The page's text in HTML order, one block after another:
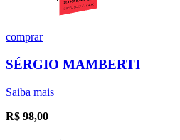
comprar
SÉRGIO MAMBERTI
Saiba mais
R$ 98,00